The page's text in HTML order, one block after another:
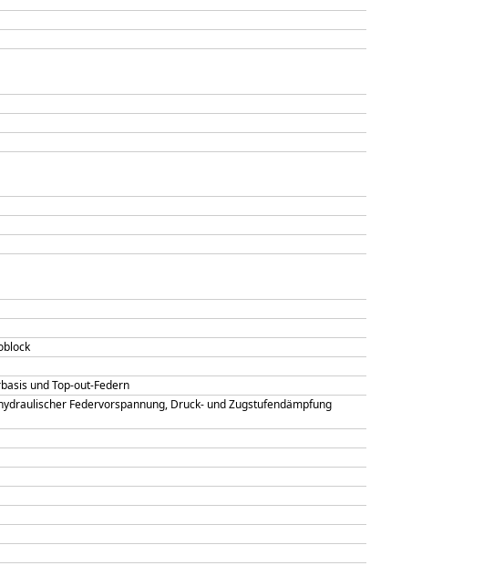
und Top-out-Federn
Federvorspannung, Druck- und Zugstufendämpfung